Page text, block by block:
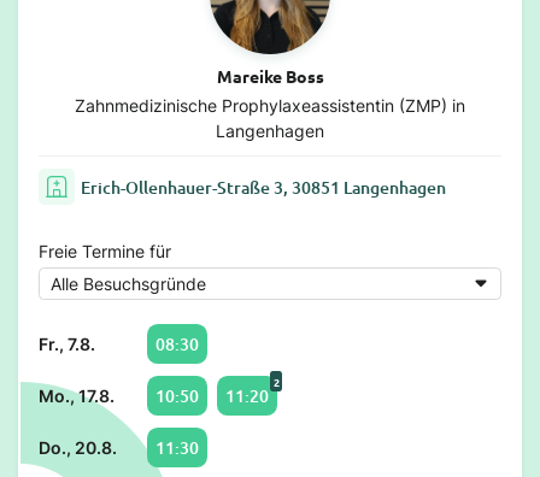
Mareike Boss
Zahnmedizinische Prophylaxeassistentin (ZMP) in
Langenhagen
Erich-Ollenhauer-Straße 3, 30851 Langenhagen
Freie Termine für
Fr., 7.8. 08:30
Mo., 17.8. 10:50 11:20
2
Do., 20.8. 11:30